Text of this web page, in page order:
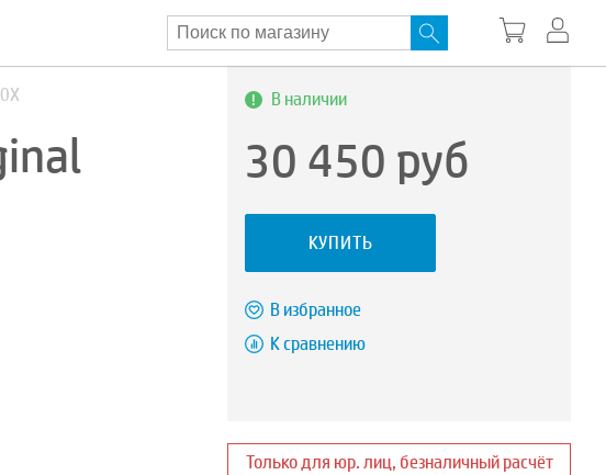
В наличии
30 450 руб
КУПИТЬ
В избранное
К сравнению
Только для юр. лиц, безналичный расчёт